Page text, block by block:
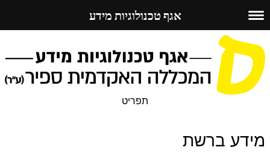
לדלג
לתוכן
תפריט
מידע ברשת
אגף טכנולוגיות מידע